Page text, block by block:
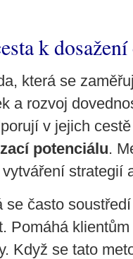
k
která se
a rozvoj
v jejich
potenciálu.
strategií
se často
Pomáhá
Když se tato